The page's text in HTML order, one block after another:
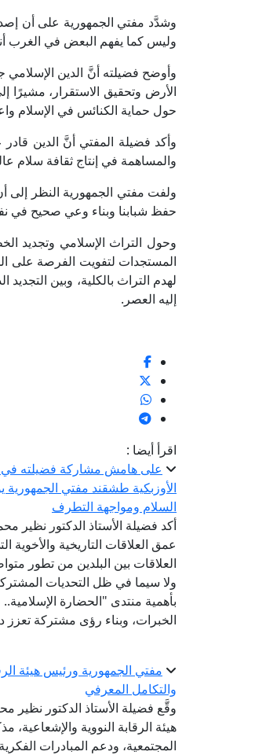
وشدَّد مفتي الجمهورية على أن
وليس كما يفهم البعض في الغرب
وأوضح فضيلته أنَّ الدين الإسلامي
الأرض وتحقيق الاستقرار،
حول حماية الكنائس في الإسلام
وأكد فضيلة المفتي أنَّ الدين قادر
والمساهمة في إنتاج ثقافة سلام
ولفت مفتي الجمهورية النظر إلى
حفظ شبابنا وبناء وعي صحيح في
وحول التراث الإسلامي وتجديد
المستجدات لتفويت الفرصة على
لهدم التراث بالكلية، وبين
إليه العصر.
اقرأ أيضا :
على هامش مشاركة فضيلته في
الأوزبكية طشقند مفتي الجمهورية
السلام ومواجهة التطرف
أكد فضيلة الأستاذ الدكتور نظير
عمق العلاقات التاريخية
العلاقات بين البلدين من تطور
ولا سيما في ظل التحديات
بأهمية منتدى "الحضارة
الخبرات، وبناء رؤى مشتركة
مفتي الجمهورية ورئيس هيئة
والتكامل المعرفي
وقَّع فضيلة الأستاذ الدكتور نظير
هيئة الرقابة النووية
المجتمعية، ودعم المبادرات